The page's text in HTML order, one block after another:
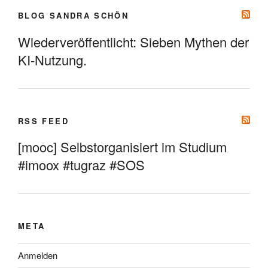
BLOG SANDRA SCHÖN
Wiederveröffentlicht: Sieben Mythen der
KI-Nutzung.
RSS FEED
[mooc] Selbstorganisiert im Studium
#imoox #tugraz #SOS
META
Anmelden